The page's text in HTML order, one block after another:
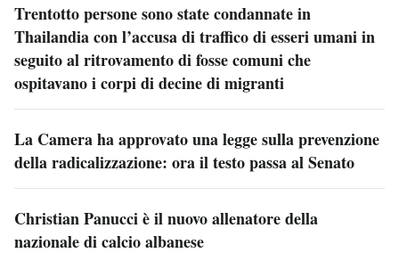
Trentotto persone sono state condannate in
Thailandia con l’accusa di traffico di esseri umani in
seguito al ritrovamento di fosse comuni che
ospitavano i corpi di decine di migranti
La Camera ha approvato una legge sulla prevenzione
della radicalizzazione: ora il testo passa al Senato
Christian Panucci è il nuovo allenatore della
nazionale di calcio albanese